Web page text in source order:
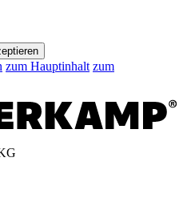
zum Hauptinhalt zum